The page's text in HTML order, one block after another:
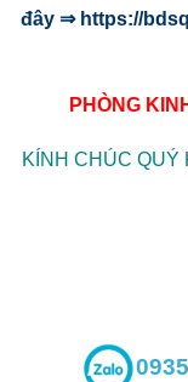
đây ⇒ https://
PHÒNG
KÍNH CHÚC QUÝ